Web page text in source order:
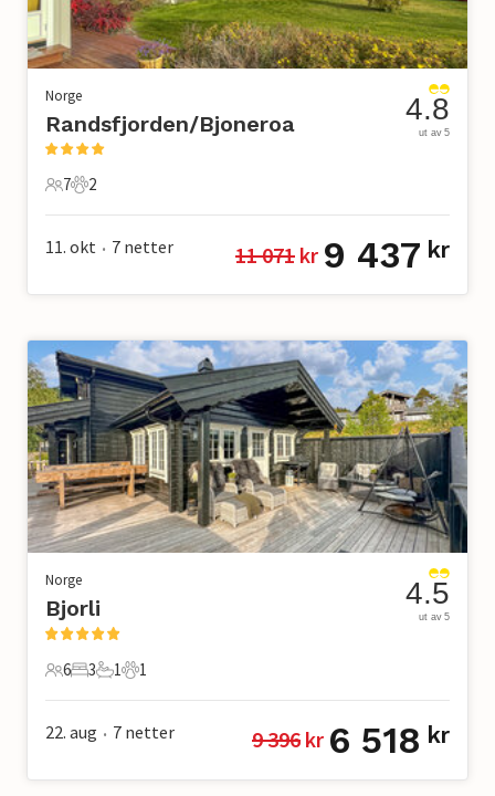
Norge
Randsfjorden/Bjoneroa
7 Gjester
7
2 Kjæledyr
2
4.8
ut av 5
11. okt • 7 netter 11 071 kr 9 437 kr
Norge
Bjorli
6 Gjester
6
3 Soverom
3
1 Bad
1
1 Kjæledyr
1
4.5
ut av 5
22. aug • 7 netter 9 396 kr 6 518 kr